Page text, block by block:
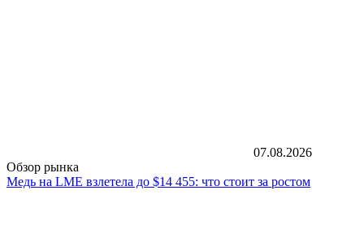
07.08.2026
Обзор рынка
Медь на LME взлетела до $14 455: что стоит за ростом